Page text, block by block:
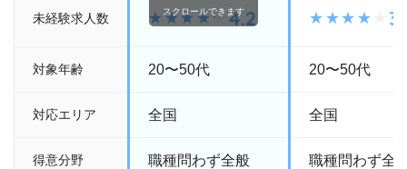
未経験求人数 4.2
対象年齢 20〜50代 20〜50代
対応エリア 全国 全国
得意分野 職種問わず全般 職種問わず全
スクロールできます